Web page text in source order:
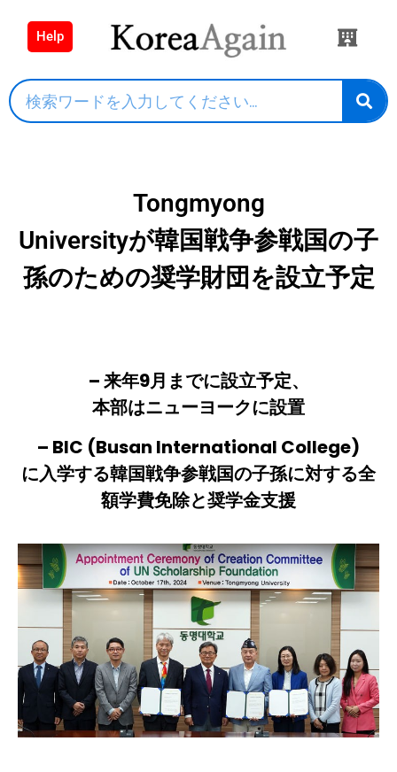
Help
Tongmyong
Universityが韓国戦争参戦国の子
孫のための奨学財団を設立予定
– 来年9月までに設立予定、
本部はニューヨークに設置
– BIC (Busan International College)
に入学する韓国戦争参戦国の子孫に対する全
額学費免除と奨学金支援